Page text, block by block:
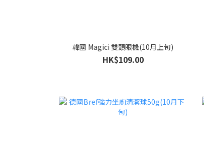
韓國 Magici 雙頭眼機(10月上旬)
HK$109.00